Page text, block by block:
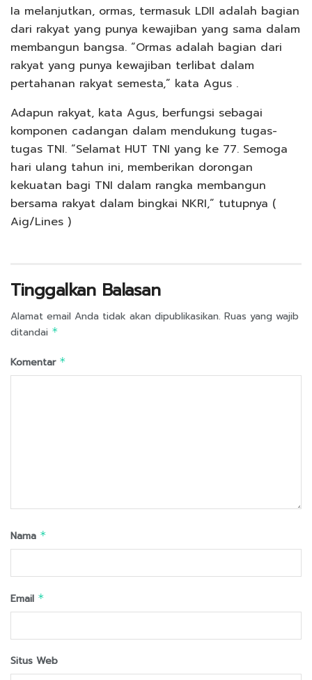
Ia melanjutkan, ormas, termasuk LDII adalah bagian
dari rakyat yang punya kewajiban yang sama dalam
membangun bangsa. “Ormas adalah bagian dari
rakyat yang punya kewajiban terlibat dalam
pertahanan rakyat semesta,” kata Agus .
Adapun rakyat, kata Agus, berfungsi sebagai
komponen cadangan dalam mendukung tugas-
tugas TNI. “Selamat HUT TNI yang ke 77. Semoga
hari ulang tahun ini, memberikan dorongan
kekuatan bagi TNI dalam rangka membangun
bersama rakyat dalam bingkai NKRI,” tutupnya (
Aig/Lines )
Tinggalkan Balasan
Alamat email Anda tidak akan dipublikasikan. Ruas yang wajib
ditandai *
Komentar *
Nama *
Email *
Situs Web